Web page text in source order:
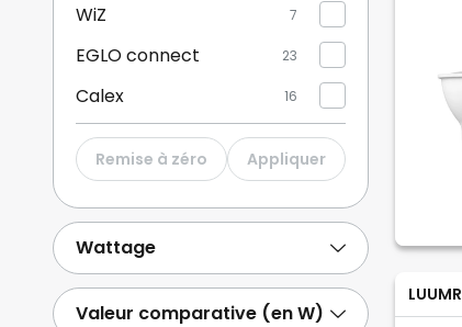
LUUMR
WiZ 7
EGLO connect 23
Calex 16
Hama 4
MEGAMAN 1
LEDVANCE SMART+ 25
Nordlux
Afficher plus
Remise à zéro Appliquer
Wattage
Valeur comparative (en W)